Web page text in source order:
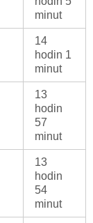
minut
14
hodin 1
minut
13
hodin
57
minut
13
hodin
54
minut